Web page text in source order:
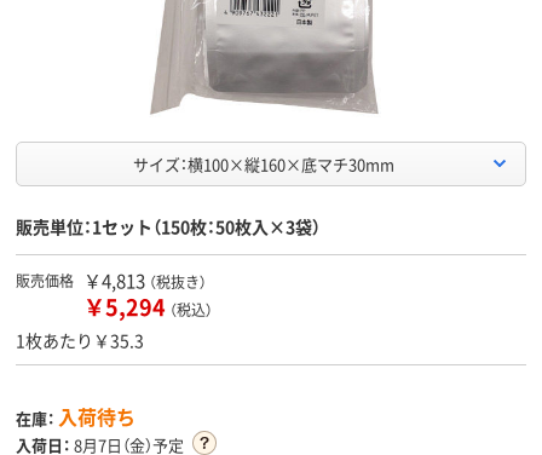
サイズ：横100×縦160×底マチ30mm
販売単位：1セット（150枚：50枚入×3袋）
販売価格 ￥4,813 （税抜き）
￥5,294 （税込）
1枚あたり￥35.3
在庫： 入荷待ち
入荷日： 8月7日（金）予定